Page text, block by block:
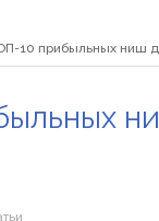
07.04.2026
Як
10 прибыльных ниш